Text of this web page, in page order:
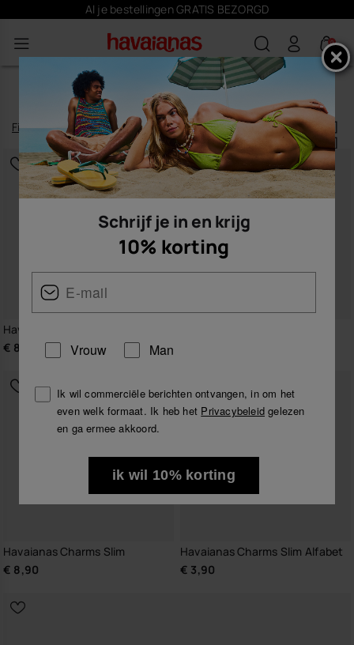
Schrijf jehierin en krijg 10% korting
0
KEYRINGS PERSONALIZATION
102 artikelen|
Filterenensorteren
Havaianas Charms Slim
€ 8,90
Havaianas Charms Slim
€ 8,90
Havaianas Charms Slim Alfabet
€ 3,90
Schrijf je in en krijg
10% korting
Vrouw Man
Ik wil commerciële berichten ontvangen, in om het
even welk formaat. Ik heb het Privacybeleid gelezen
en ga ermee akkoord.
ik wil 10% korting